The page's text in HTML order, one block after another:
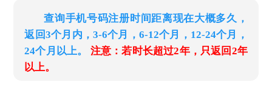
查询手机号码注册时间距离现在大概多久，
返回3个月内，3-6个月，6-12个月，12-24个月，
24个月以上。 注意：若时长超过2年，只返回2年
以上。